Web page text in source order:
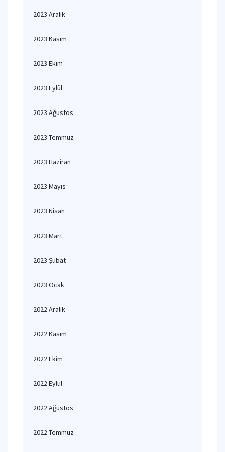
2023 Aralık
2023 Kasım
2023 Ekim
2023 Eylül
2023 Ağustos
2023 Temmuz
2023 Haziran
2023 Mayıs
2023 Nisan
2023 Mart
2023 Şubat
2023 Ocak
2022 Aralık
2022 Kasım
2022 Ekim
2022 Eylül
2022 Ağustos
2022 Temmuz